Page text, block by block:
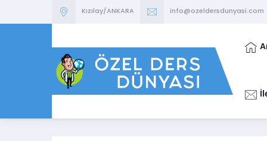
Kızılay/ANKARA info@ozeldersdunyasi.com